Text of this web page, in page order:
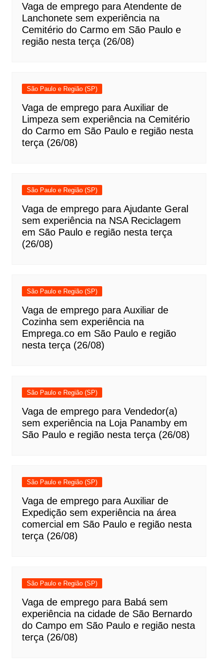
Vaga de emprego para Atendente de
Lanchonete sem experiência na
Cemitério do Carmo em São Paulo e
região nesta terça (26/08)
São Paulo e Região (SP)
Vaga de emprego para Auxiliar de
Limpeza sem experiência na Cemitério
do Carmo em São Paulo e região nesta
terça (26/08)
São Paulo e Região (SP)
Vaga de emprego para Ajudante Geral
sem experiência na NSA Reciclagem
em São Paulo e região nesta terça
(26/08)
São Paulo e Região (SP)
Vaga de emprego para Auxiliar de
Cozinha sem experiência na
Emprega.co em São Paulo e região
nesta terça (26/08)
São Paulo e Região (SP)
Vaga de emprego para Vendedor(a)
sem experiência na Loja Panamby em
São Paulo e região nesta terça (26/08)
São Paulo e Região (SP)
Vaga de emprego para Auxiliar de
Expedição sem experiência na área
comercial em São Paulo e região nesta
terça (26/08)
São Paulo e Região (SP)
Vaga de emprego para Babá sem
experiência na cidade de São Bernardo
do Campo em São Paulo e região nesta
terça (26/08)